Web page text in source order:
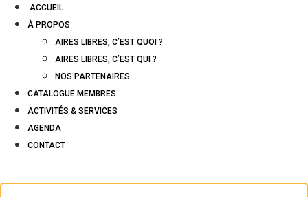
ACCUEIL
À PROPOS
AIRES LIBRES, C’EST QUOI ?
AIRES LIBRES, C’EST QUI ?
NOS PARTENAIRES
CATALOGUE MEMBRES
ACTIVITÉS & SERVICES
AGENDA
CONTACT